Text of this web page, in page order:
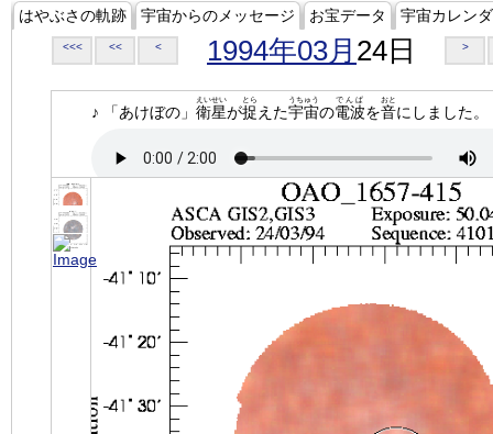
はやぶさの軌跡 宇宙からのメッセージ お宝データ 宇宙カレン
<<< << < 1994年03月 24日 >
♪ 「あけぼの」 衛星
えいせい
が捉
とら
えた宇宙
うちゅう
の電波
でんぱ
を音
おと
にしました。